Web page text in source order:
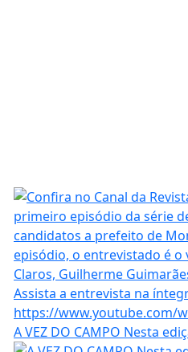
A VEZ DO CAMPO Nesta